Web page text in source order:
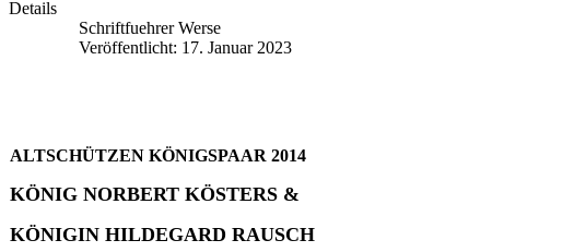
Details
Schriftfuehrer Werse
Veröffentlicht: 17. Januar 2023
ALTSCHÜTZEN KÖNIGSPAAR 2014
KÖNIG NORBERT KÖSTERS &
KÖNIGIN HILDEGARD RAUSCH